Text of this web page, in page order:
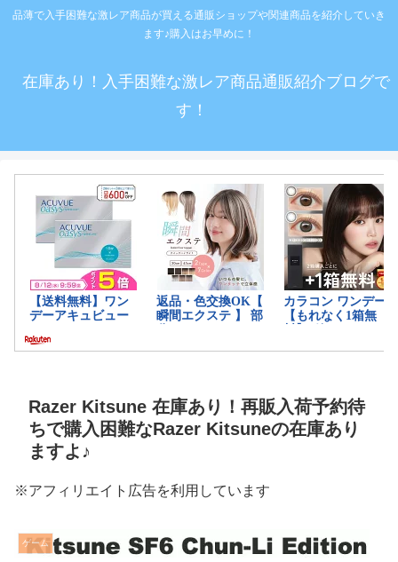
品薄で入手困難な激レア商品が買える通販ショップや関連商品を紹介していき
ます♪購入はお早めに！
在庫あり！入手困難な激レア商品通販紹介ブログで
す！
Razer Kitsune 在庫あり！再販入荷予約待
ちで購入困難なRazer Kitsuneの在庫あり
ますよ♪
※アフィリエイト広告を利用しています
ゲーム